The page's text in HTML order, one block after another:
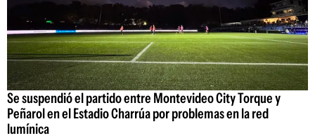
Se suspendió el partido entre Montevideo City Torque y
Peñarol en el Estadio Charrúa por problemas en la red
lumínica